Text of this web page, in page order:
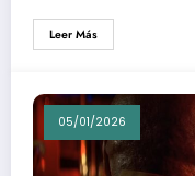
Leer Más
05/01/2026